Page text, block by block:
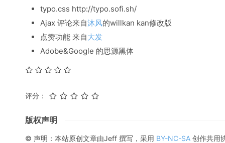
typo.css http://typo.sofi.sh/
Ajax 评论来自沐风的willkan kan修改版
点赞功能 来自大发
Adobe&Google 的思源黑体
评分：
版权声明
© 声明：本站原创文章由Jeff 撰写，采用 BY-NC-SA 创作共用